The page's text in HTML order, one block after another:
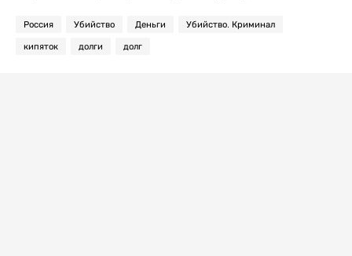
Россия Убийство Деньги Убийство. Криминал
кипяток долги долг